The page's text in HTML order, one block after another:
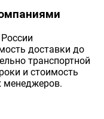
доставки до
транспортной
и стоимость
менеджеров.